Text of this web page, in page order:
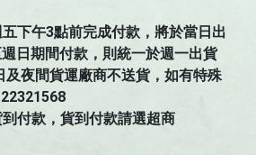
下午3點前完成付款，將於當日出
日期間付款，則統一於週一出貨
及夜間貨運廠商不送貨，如有特殊
付款，貨到付款請選超商